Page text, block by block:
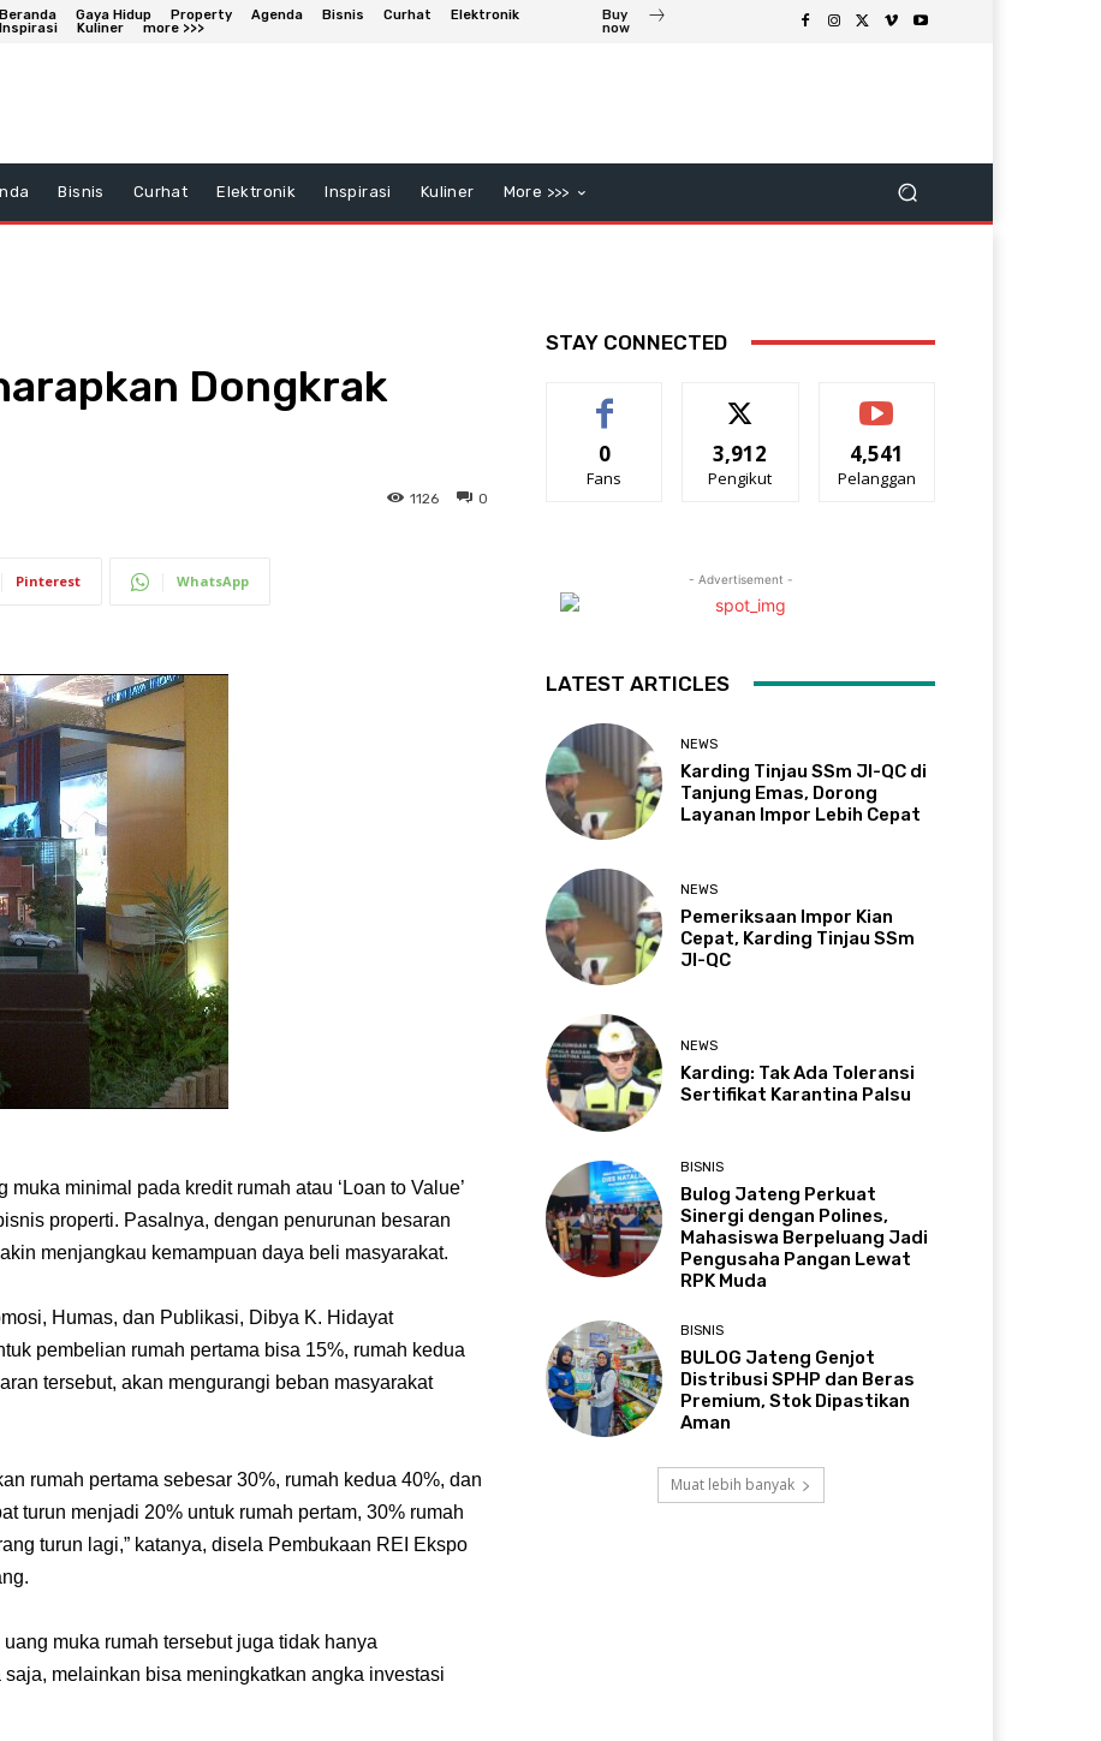
Beranda Gaya Hidup Property Agenda Bisnis Curhat
Elektronik
Inspirasi
Kuliner more >>>
Buy
now
Bisnis Curhat Elektronik Inspirasi Kuliner More >>>
Dongkrak
0
1126
Pinterest WhatsApp
minimal pada kredit rumah atau ‘Loan to Value’
properti. Pasalnya, dengan penurunan besaran
menjangkau kemampuan daya beli masyarakat.
Humas, dan Publikasi, Dibya K. Hidayat
pembelian rumah pertama bisa 15%, rumah kedua
tersebut, akan mengurangi beban masyarakat
rumah pertama sebesar 30%, rumah kedua 40%, dan
turun menjadi 20% untuk rumah pertam, 30% rumah
turun lagi,” katanya, disela Pembukaan REI Ekspo
muka rumah tersebut juga tidak hanya
melainkan bisa meningkatkan angka investasi
STAY CONNECTED
0
Fans
3,912
Pengikut
4,541
Pelanggan
- Advertisement -
LATEST ARTICLES
NEWS
Karding Tinjau SSm JI-QC di
Tanjung Emas, Dorong
Layanan Impor Lebih Cepat
NEWS
Pemeriksaan Impor Kian
Cepat, Karding Tinjau SSm
JI-QC
NEWS
Karding: Tak Ada Toleransi
Sertifikat Karantina Palsu
BISNIS
Bulog Jateng Perkuat
Sinergi dengan Polines,
Mahasiswa Berpeluang Jadi
Pengusaha Pangan Lewat
RPK Muda
BISNIS
BULOG Jateng Genjot
Distribusi SPHP dan Beras
Premium, Stok Dipastikan
Aman
Muat lebih banyak